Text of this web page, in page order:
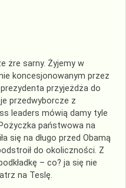
żre sarny. Żyjemy w
koncesjonowanym przez
przyjeżdża do
przedwyborcze z
leaders mówią damy tyle
państwowa na
się na długo przed Obamą
do okoliczności. Z
– co? ja się nie
na Teslę.